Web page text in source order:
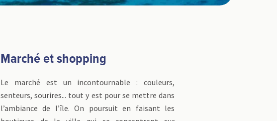
Marché et shopping
Le marché est un incontournable : couleurs,
senteurs, sourires... tout y est pour se mettre dans
l’ambiance de l’île. On poursuit en faisant les